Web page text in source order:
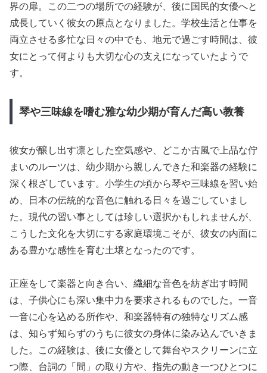
界の扉。この二つの場所での経験が、後に国民的女優へと
成長していく彼女の原点となりました。学校生活と仕事を
両立させる多忙な日々の中でも、地元で過ごす時間は、彼
女にとって何よりも大切な心の支えになっていたようで
す。
琴や三味線を嗜む雅な幼少期が育んだ高い教養
彼女が醸し出す凛とした空気感や、どこか古風で上品な佇
まいのルーツは、幼少期から親しんできた和楽器の経験に
深く根ざしています。小学生の頃から琴や三味線を習い始
め、日本の伝統的な音色に触れる日々を過ごしていまし
た。現代の習い事としては珍しい選択かもしれませんが、
こうした文化を大切にする家庭環境こそが、彼女の内面に
ある豊かな感性を育む土壌となったのです。
正座をして楽器と向き合い、繊細な音色を紡ぎ出す時間
は、子供心にも深い集中力を要求されるものでした。一音
一音に心を込める所作や、和楽器特有の独特なリズム感
は、知らず知らずのうちに彼女の身体に染み込んでいきま
した。この経験は、後に女優として舞台やスクリーンに立
つ際、台詞の「間」の取り方や、指先の動き一つひとつに